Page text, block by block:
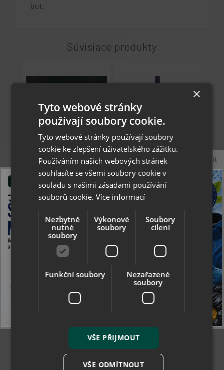
bot.
Súvisiace produkty
Collonil tkaničky 75 cm
ploché
2.62 €
Skladom
Viac variant
Collonil tkaničky 75 cm
slabé kulaté
2.17 €
Skladom
Viac
Viac variant
Zavřít
×
Tyto webové stránky
používají soubory cookie.
Tyto webové stránky používají soubory
cookie ke zlepšení uživatelského zážitku.
Používáním našich webových stránek
souhlasíte se všemi soubory cookie v
souladu s našimi zásadami používání
souborů cookie. Více informací
Nezbytně
nutné
soubory
Výkonové
soubory
Soubory
cílení
Funkční soubory
Nezařazené
soubory
VŠE PŘIJMOUT
VŠE ODMÍTNOUT